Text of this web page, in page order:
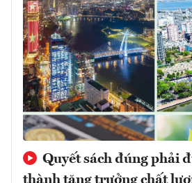
Quyết sách đúng phải
thành tăng trưởng chất